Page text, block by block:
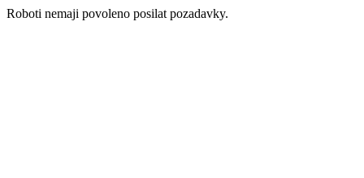
Roboti nemaji povoleno posilat pozadavky.